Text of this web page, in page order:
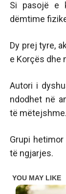
Si pasojë e
dëmtime
Dy prej tyre,
e Korçës dhe
Autori i
ndodhet në
të mëtejshme.
Grupi
të ngjarjes.